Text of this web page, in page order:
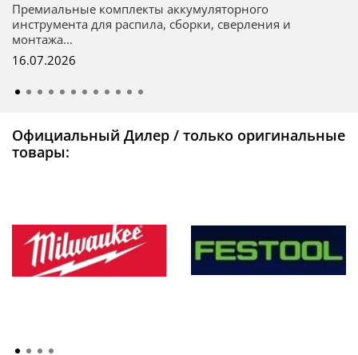
Премиальные комплекты аккумуляторного
инструмента для распила, сборки, сверления и
монтажа...
16.07.2026
Официальный Дилер / только оригинальные
товары: